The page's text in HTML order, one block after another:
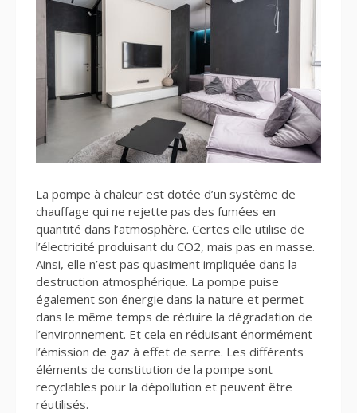
La pompe à chaleur est dotée d’un système de
chauffage qui ne rejette pas des fumées en
quantité dans l’atmosphère. Certes elle utilise de
l’électricité produisant du CO2, mais pas en masse.
Ainsi, elle n’est pas quasiment impliquée dans la
destruction atmosphérique. La pompe puise
également son énergie dans la nature et permet
dans le même temps de réduire la dégradation de
l’environnement. Et cela en réduisant énormément
l’émission de gaz à effet de serre. Les différents
éléments de constitution de la pompe sont
recyclables pour la dépollution et peuvent être
réutilisés.